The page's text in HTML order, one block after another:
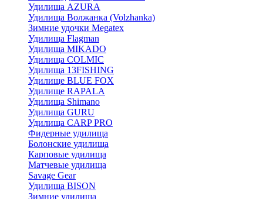
Удилища AZURA
Удилища Волжанка (Volzhanka)
Зимние удочки Megatex
Удилища Flagman
Удилища MIKADO
Удилища COLMIC
Удилища 13FISHING
Удилище BLUE FOX
Удилище RAPALA
Удилища Shimano
Удилища GURU
Удилища CARP PRO
Фидерные удилища
Болонские удилища
Карповые удилища
Матчевые удилища
Savage Gear
Удилища BISON
Зимние удилища